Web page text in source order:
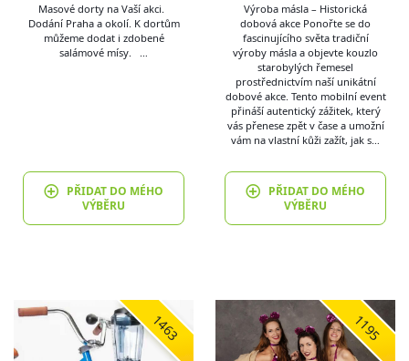
Masové dorty na Vaší akci.
Dodání Praha a okolí. K dortům
můžeme dodat i zdobené
salámové mísy. …
PŘIDAT DO MÉHO
VÝBĚRU
Výroba másla – Historická
dobová akce Ponořte se do
fascinujícího světa tradiční
výroby másla a objevte kouzlo
starobylých řemesel
prostřednictvím naší unikátní
dobové akce. Tento mobilní event
přináší autentický zážitek, který
vás přenese zpět v čase a umožní
vám na vlastní kůži zažít, jak s…
PŘIDAT DO MÉHO
VÝBĚRU
1463 1195